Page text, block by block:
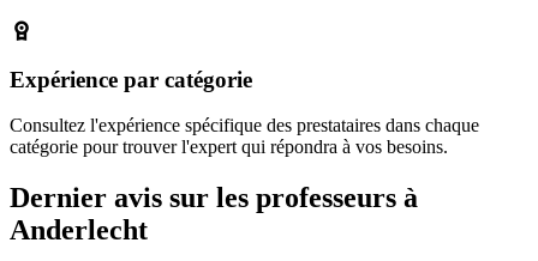
Expérience par catégorie
Consultez l'expérience spécifique des prestataires dans chaque
catégorie pour trouver l'expert qui répondra à vos besoins.
Dernier avis sur les professeurs à
Anderlecht